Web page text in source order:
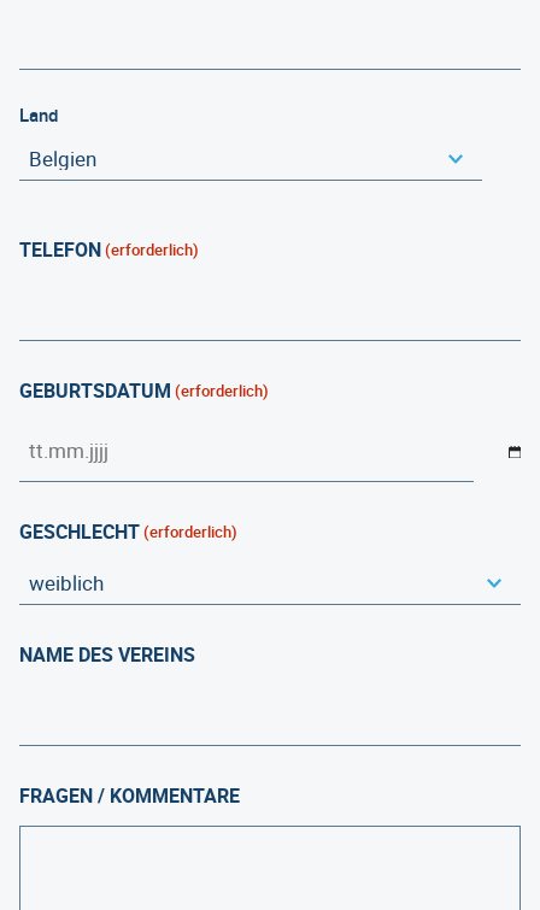
Land
TELEFON(erforderlich)
GEBURTSDATUM (erforderlich)
GESCHLECHT(erforderlich)
NAME DES VEREINS
FRAGEN / KOMMENTARE